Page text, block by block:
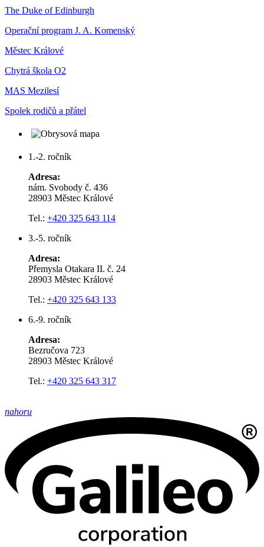
The Duke of Edinburgh
Operační program J. A. Komenský
Městec Králové
Chytrá škola O2
MAS Mezilesí
Spolek rodičů a přátel
1.-2. ročník
Adresa:
nám. Svobody č. 436
28903 Městec Králové
Tel.: +420 325 643 114
3.-5. ročník
Adresa:
Přemysla Otakara II. č. 24
28903 Městec Králové
Tel.: +420 325 643 133
6.-9. ročník
Adresa:
Bezručova 723
28903 Městec Králové
Tel.: +420 325 643 317
nahoru